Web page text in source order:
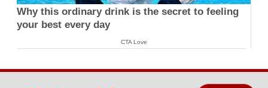
Why this ordinary drink is the secret to feeling
your best every day
CTA Love